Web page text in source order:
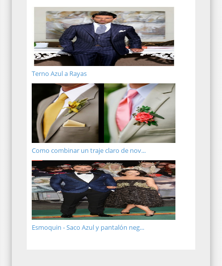
Terno Azul a Rayas
Como combinar un traje claro de nov...
Esmoquin - Saco Azul y pantalón neg...